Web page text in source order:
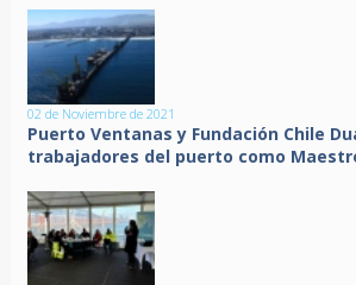
02 de Noviembre de 2021
Puerto Ventanas y Fundación Chile
trabajadores del puerto como